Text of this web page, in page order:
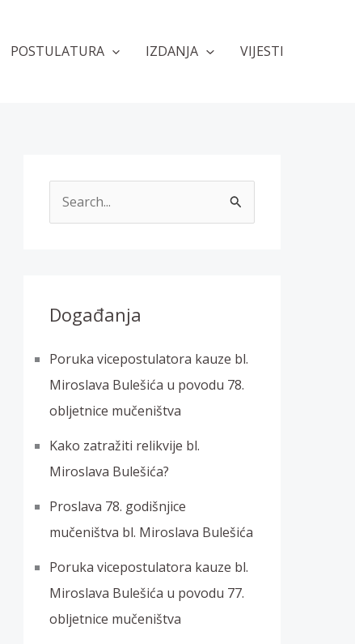
POSTULATURA IZDANJA VIJESTI
r
Događanja
Poruka vicepostulatora kauze bl.
Miroslava Bulešića u povodu 78.
obljetnice mučeništva
Kako zatražiti relikvije bl.
Miroslava Bulešića?
Proslava 78. godišnjice
mučeništva bl. Miroslava Bulešića
Poruka vicepostulatora kauze bl.
Miroslava Bulešića u povodu 77.
obljetnice mučeništva